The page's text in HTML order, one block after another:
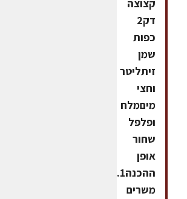
קצוצה
דק2
כפות
שמן
זיתליטר
וחצי
מיםמלח
ופלפל
שחור
אופן
ההכנה1.
משרים